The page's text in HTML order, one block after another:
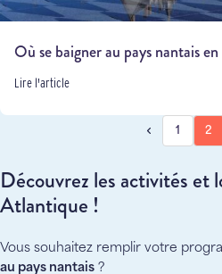
Où se baigner au pays nantais
Lire l'article
1 2
Découvrez les activités et
Atlantique !
Vous souhaitez remplir votre
au pays nantais ?